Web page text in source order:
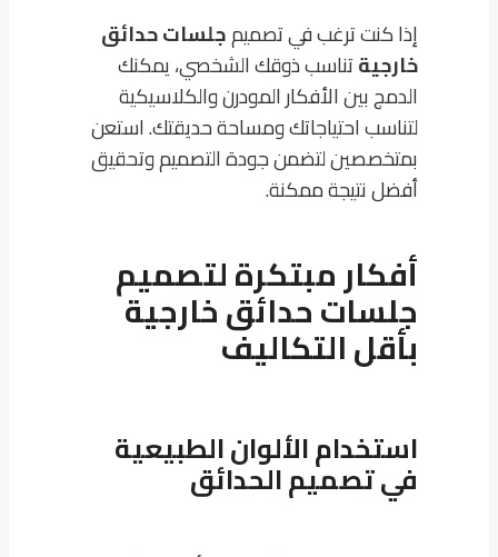
إذا كنت ترغب في تصميمجلسات حدائق
خارجيةتناسب ذوقك الشخصي، يمكنك
الدمج بين الأفكار المودرن والكلاسيكية
لتناسب احتياجاتك ومساحة حديقتك. استعن
بمتخصصين لتضمن جودة التصميم وتحقيق
أفضل نتيجة ممكنة.
أفكار مبتكرة لتصميم
جلسات حدائق خارجية
بأقل التكاليف
استخدام الألوان الطبيعية
في تصميم الحدائق